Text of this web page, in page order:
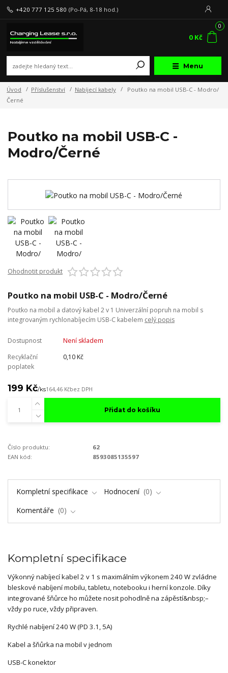
Menu
+420 777 125 580 (Po-Pá, 8-18 hod.)
0
0 Kč
Úvod Příslušenství Nabíjecí kabely
Poutko na mobil USB-C - Modro/
Černé
Poutko na mobil USB-C -
Modro/Černé
Ohodnotit produkt
Poutko na mobil USB-C - Modro/Černé
Poutko na mobil a datový kabel 2 v 1 Univerzální popruh na mobil s
integrovaným rychlonabíjecím USB-C kabelem celý popis
Dostupnost
Není skladem
Recyklační
poplatek
0,10 Kč
199 Kč/ks164,46 Kčbez DPH
Přidat do košíku
Číslo produktu:
62
EAN kód:
8593085135597
Kompletní specifikace Hodnocení
0
Komentáře
0
Kompletní specifikace
Výkonný nabíjecí kabel 2 v 1 s maximálním výkonem 240 W zvládne
bleskové nabíjení mobilu, tabletu, notebooku i herní konzole. Díky
integrované šňůrce ho můžete nosit pohodlně na zápěstí&nbsp;–
vždy po ruce, vždy připraven.
Rychlé nabíjení 240 W (PD 3.1, 5A)
Kabel a šňůrka na mobil v jednom
USB-C konektor